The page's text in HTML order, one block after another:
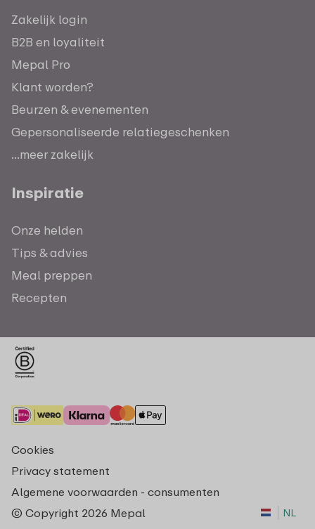
Zakelijk login
B2B en loyaliteit
Mepal Pro
Klant worden?
Beurzen & evenementen
Gepersonaliseerde relatiegeschenken
...meer zakelijk
Inspiratie
Onze helden
Tips & advies
Meal preppen
Recepten
Cookies
Privacy statement
Algemene voorwaarden - consumenten
© Copyright 2026 Mepal
NL